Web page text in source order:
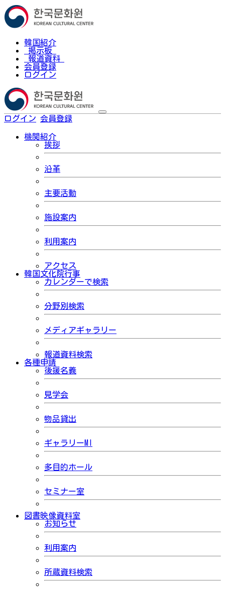
韓国紹介
掲示板
報道資料
会員登録
ログイン
ログイン 会員登録
機関紹介
挨拶
沿革
主要活動
施設案内
利用案内
アクセス
韓国文化院行事
カレンダーで検索
分野別検索
メディアギャラリー
報道資料検索
各種申請
後援名義
見学会
物品貸出
ギャラリーMI
多目的ホール
セミナー室
図書映像資料室
お知らせ
利用案内
所蔵資料検索